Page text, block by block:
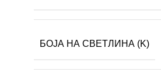
БОЈА НА СВЕТЛИНА (K)